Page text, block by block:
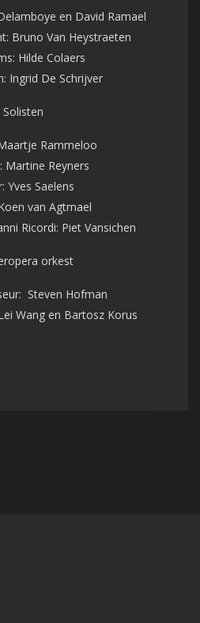
en David Ramael
Bruno Van Heystraeten
Hilde Colaers
Ingrid De Schrijver
Solisten
Rammeloo
Martine Reyners
Yves Saelens
van Agtmael
Ricordi: Piet Vansichen
orkest
Steven Hofman
Wang en Bartosz Korus